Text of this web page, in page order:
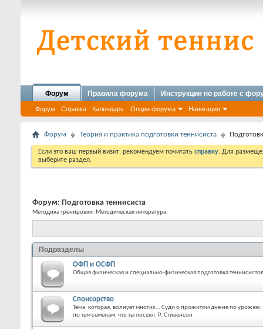
Форум
Форум Справка Календарь Опции форума Навигация
Правила форума Инструкция по работе с
Форум Теория и практика подготовки теннисиста
Если это ваш первый визит, рекомендуем почитать справку. Для
выберите раздел.
Форум: Подготовка теннисиста
Методика тренировки. Методическая литература.
Подразделы
ОФП и ОСФП
Общая физическая и специально-физическая подготовка теннисистов
Спонсорство
Тема, которая, волнует многих… Суди о прожитом дне не по урожаю,
по тем семенам, что ты посеял. Р. Стивенсон